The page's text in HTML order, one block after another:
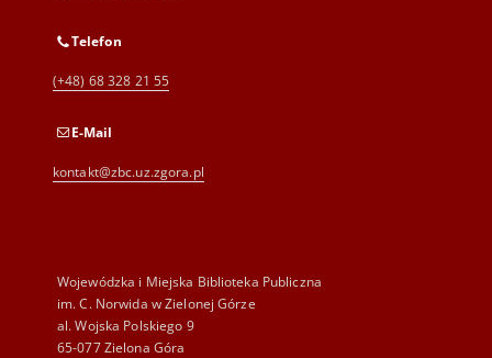
Telefon
(+48) 68 328 21 55
E-Mail
kontakt@zbc.uz.zgora.pl
Wojewódzka i Miejska Biblioteka Publiczna
im. C. Norwida w Zielonej Górze
al. Wojska Polskiego 9
65-077 Zielona Góra